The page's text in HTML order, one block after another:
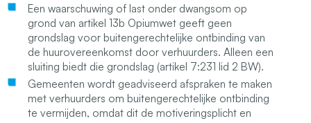
Een waarschuwing of last onder dwangsom op
grond van artikel 13b Opiumwet geeft geen
grondslag voor buitengerechtelijke ontbinding van
de huurovereenkomst door verhuurders. Alleen een
sluiting biedt die grondslag (artikel 7:231 lid 2 BW).
Gemeenten wordt geadviseerd afspraken te maken
met verhuurders om buitengerechtelijke ontbinding
te vermijden, omdat dit de motiveringsplicht en